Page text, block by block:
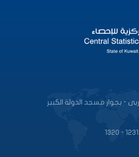
- بجوار مسجد الدولة الكبير